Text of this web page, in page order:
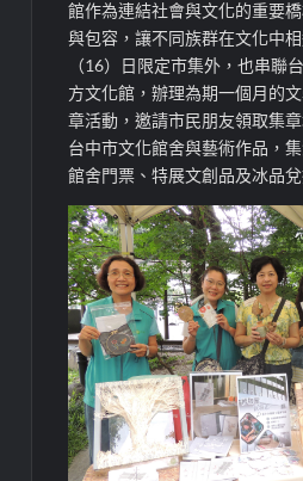
館作為連結社會與文化的重要
與包容，讓不同族群在文化中
（16）日限定市集外，也串聯
方文化館，辦理為期一個月的
章活動，邀請市民朋友領取集
台中市文化館舍與藝術作品，
館舍門票、特展文創品及冰品